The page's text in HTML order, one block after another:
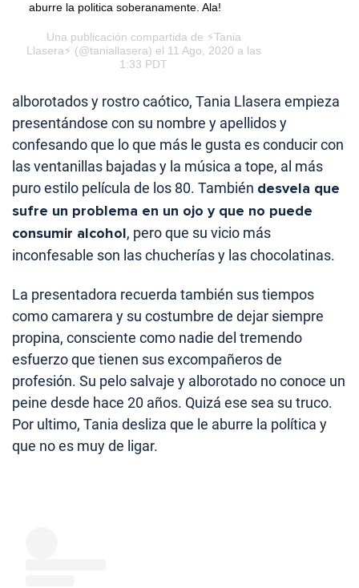
aburre la politica soberanamente. Ala!
Una publicación compartida de ⚡️Tania
Llasera⚡️ (@taniallasera) el 11 Ago, 2020 a las
1:33 PDT
alborotados y rostro caótico, Tania Llasera empieza
presentándose con su nombre y apellidos y
confesando que lo que más le gusta es conducir con
las ventanillas bajadas y la música a tope, al más
puro estilo película de los 80. También desvela que
sufre un problema en un ojo y que no puede
consumir alcohol, pero que su vicio más
inconfesable son las chucherías y las chocolatinas.
La presentadora recuerda también sus tiempos
como camarera y su costumbre de dejar siempre
propina, consciente como nadie del tremendo
esfuerzo que tienen sus excompañeros de
profesión. Su pelo salvaje y alborotado no conoce un
peine desde hace 20 años. Quizá ese sea su truco.
Por ultimo, Tania desliza que le aburre la política y
que no es muy de ligar.